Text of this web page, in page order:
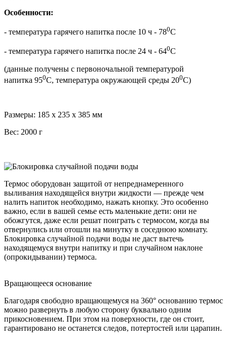
Особенности:
- температура гарячего напитка после 10 ч - 780С
- температура гарячего напитка после 24 ч - 640С
(данные получены с первоночальной температурой
напитка 950С, температура окружающей среды 200С)
Размеры: 185 x 235 x 385 мм
Вес: 2000 г
Блокировка случайной подачи воды
Термос оборудован защитой от непреднамеренного
выливания находящейся внутри жидкости — прежде чем
налить напиток необходимо, нажать кнопку. Это особенно
важно, если в вашей семье есть маленькие дети: они не
обожгутся, даже если решат поиграть с термосом, когда вы
отвернулись или отошли на минутку в соседнюю комнату.
Блокировка случайной подачи воды не даст вытечь
находящемуся внутри напитку и при случайном наклоне
(опрокидывании) термоса.
Вращающееся основание
Благодаря свободно вращающемуся на 360° основанию термос
можно развернуть в любую сторону буквально одним
прикосновением. При этом на поверхности, где он стоит,
гарантировано не останется следов, потертостей или царапин.